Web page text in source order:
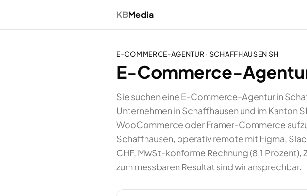
KBMedia
E-COMMERCE-AGENTUR · SCHAFFHAUSEN SH
E-Commerce-
Sie suchen eine E-Commerce-Agentur in
Unternehmen in Schaffhausen und im Kanton
WooCommerce oder Framer-Commerce
Schaffhausen, operativ remote mit Figma,
CHF, MwSt-konforme Rechnung (8.1
zum messbaren Resultat sind wir ansprechbar.